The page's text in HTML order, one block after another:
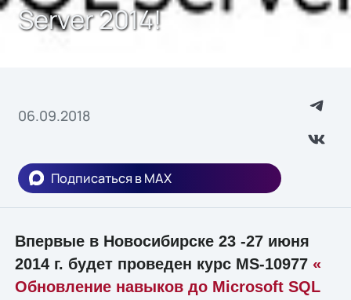
Server 2014!
06.09.2018
Подписаться в MAX
Впервые в Новосибирске 23 -27 июня
2014 г. будет проведен курс MS-10977 «
Обновление навыков до Microsoft SQL